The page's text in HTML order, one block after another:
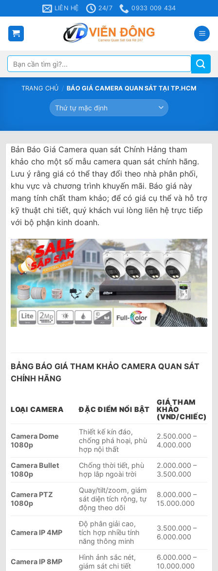
qua
nội
dung
LIÊN HỆ 24/7 0933 009 434
Tìm
kiếm:
TRANG CHỦ / BÁO GIÁ CAMERA QUAN SÁT TẠI TP.HCM
Bản Báo Giá Camera quan sát Chính Hảng tham
khảo cho một số mẫu camera quan sát chính hãng.
Lưu ý rằng giá có thể thay đổi theo nhà phân phối,
khu vực và chương trình khuyến mãi. Báo giá này
mang tính chất tham khảo; để có giá cụ thể và hỗ trợ
kỹ thuật chi tiết, quý khách vui lòng liên hệ trực tiếp
với bộ phận kinh doanh.
BẢNG BÁO GIÁ THAM KHẢO CAMERA QUAN SÁT
CHÍNH HÃNG
LOẠI CAMERA ĐẶC ĐIỂM NỔI BẬT
GIÁ THAM
KHẢO
(VND/CHIẾC)
Camera Dome
1080p
Thiết kế kín đáo,
chống phá hoại, phù
hợp nội thất
2.500.000 –
4.000.000
Camera Bullet
1080p
Chống thời tiết, phù
hợp lắp ngoài trời
2.000.000 –
3.500.000
Camera PTZ
1080p
Quay/tilt/zoom, giám
sát diện tích rộng, tự
động theo dõi
8.000.000 –
15.000.000
Camera IP 4MP
Độ phân giải cao,
tích hợp nhiều tính
năng thông minh
3.500.000 –
6.000.000
Camera IP 8MP
Hình ảnh sắc nét,
giám sát chi tiết
6.000.000 –
10.000.000